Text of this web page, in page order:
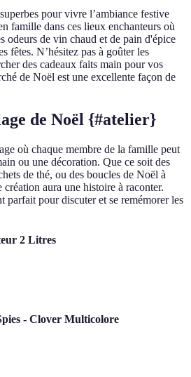
pour vivre l’ambiance festive
famille dans ces lieux enchanteurs où
odeurs de vin chaud et de pain d'épice
fêtes. N’hésitez pas à goûter les
des cadeaux faits main pour vos
de Noël est une excellente façon de
de Noël {#atelier}
où chaque membre de la famille peut
ou une décoration. Que ce soit des
de thé, ou des boucles de Noël à
création aura une histoire à raconter.
parfait pour discuter et se remémorer les
2 Litres
- Clover Multicolore